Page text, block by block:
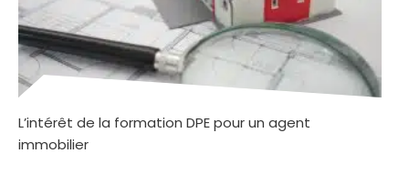
L’intérêt de la formation DPE pour un agent
immobilier